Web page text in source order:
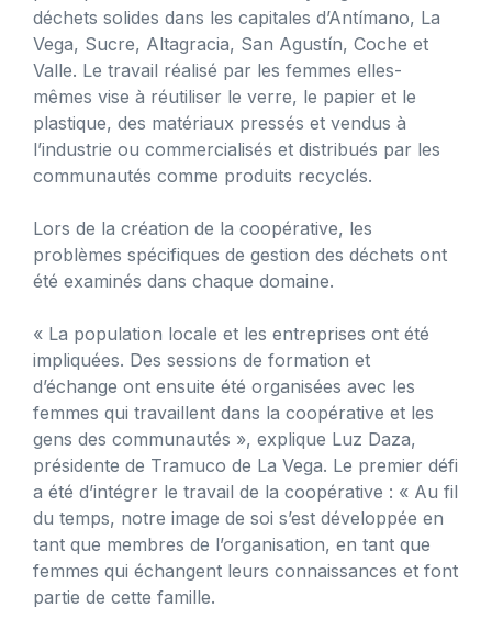
déchets solides dans les capitales d’Antímano, La
Vega, Sucre, Altagracia, San Agustín, Coche et
Valle. Le travail réalisé par les femmes elles-
mêmes vise à réutiliser le verre, le papier et le
plastique, des matériaux pressés et vendus à
l’industrie ou commercialisés et distribués par les
communautés comme produits recyclés.
Lors de la création de la coopérative, les
problèmes spécifiques de gestion des déchets ont
été examinés dans chaque domaine.
« La population locale et les entreprises ont été
impliquées. Des sessions de formation et
d’échange ont ensuite été organisées avec les
femmes qui travaillent dans la coopérative et les
gens des communautés », explique Luz Daza,
présidente de Tramuco de La Vega. Le premier défi
a été d’intégrer le travail de la coopérative : « Au fil
du temps, notre image de soi s’est développée en
tant que membres de l’organisation, en tant que
femmes qui échangent leurs connaissances et font
partie de cette famille.